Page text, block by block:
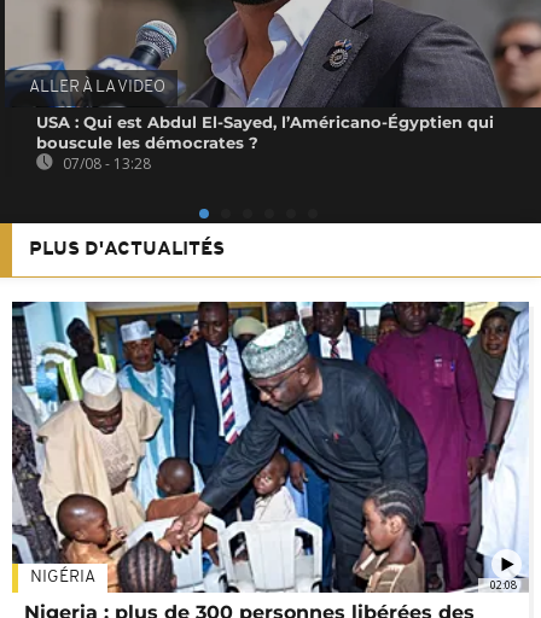
ALLER À LA VIDEO
USA : Qui est Abdul El-Sayed, l’Américano-Égyptien qui
bouscule les démocrates ?
07/08 - 13:28
PLUS D'ACTUALITÉS
02:08
NIGÉRIA
Nigeria : plus de 300 personnes libérées des